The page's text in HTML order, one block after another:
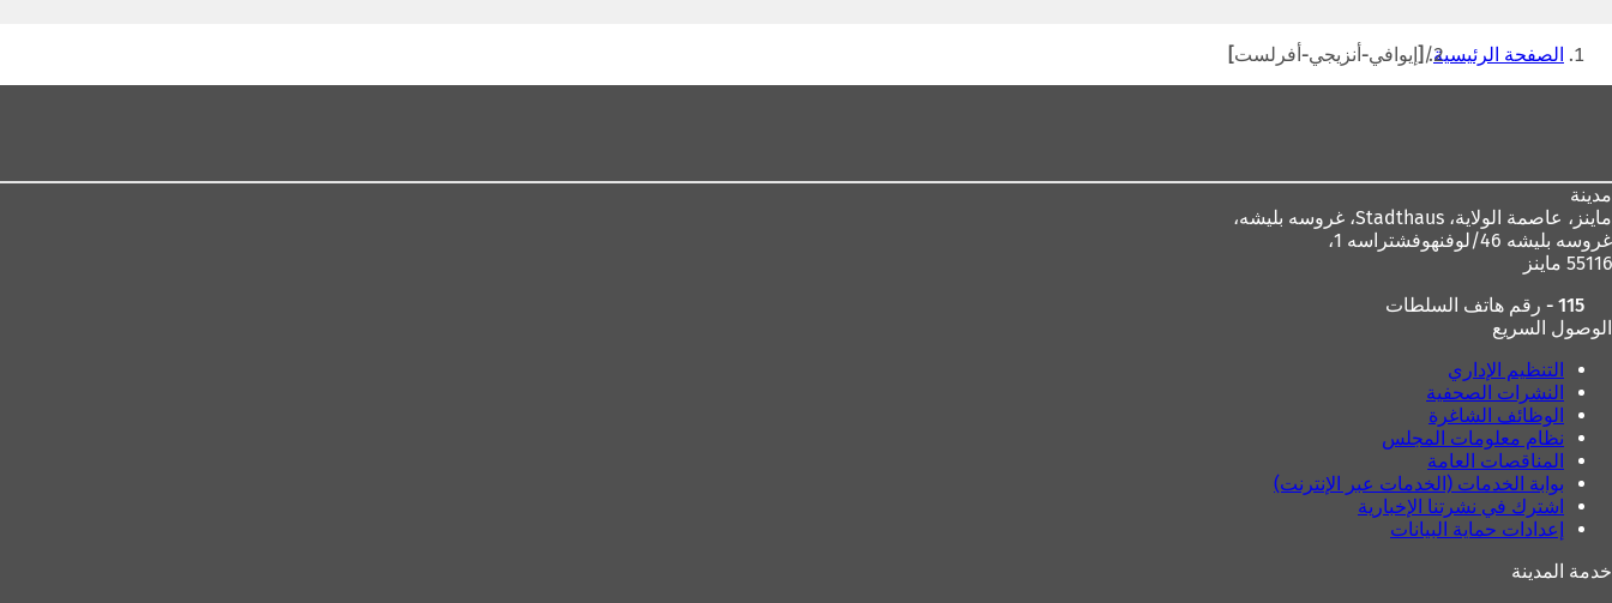
أنت الصفحة الرئيسية [إيوافي-أنزيجي-أفرلست]
مدينة
ماينز، عاصمة الولاية،
غروسه بليشه 46/لوفنهوفشتراسه 1،
55116 ماينز
115 - رقم هاتف السلطات
الوصول السريع
التنظيم الإداري
النشرات الصحفية
الوظائف الشاغرة
نظام معلومات المجلس
المناقصات العامة
بوابة الخدمات (الخدمات عبر الإنترنت)
اشترك في نشرتنا الإخبارية
إعدادات حماية البيانات
خدمة المدينة